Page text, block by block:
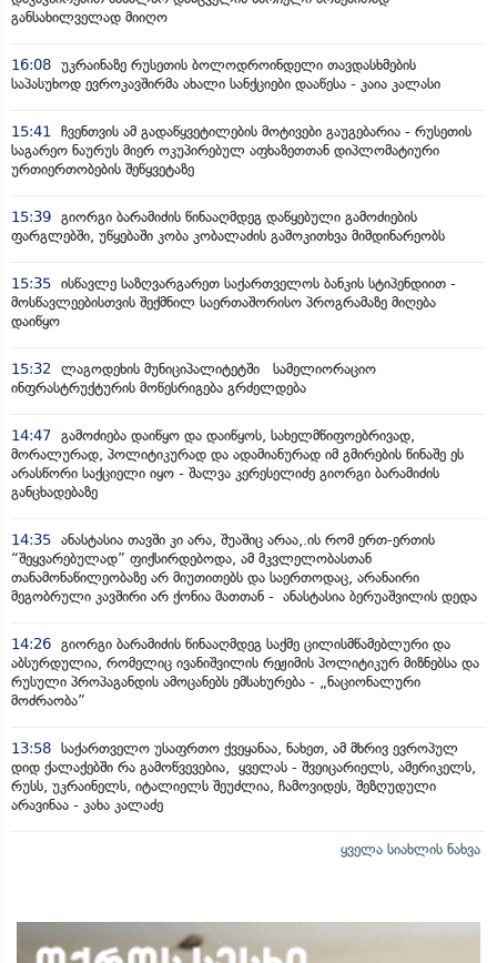
განსახილველად მიიღო
16:08 უკრაინაზე რუსეთის ბოლოდროინდელი თავდასხმების
საპასუხოდ ევროკავშირმა ახალი სანქციები დააწესა - კაია კალასი
15:41
ჩვენთვის ამ გადაწყვეტილების მოტივები გაუგებარია - რუსეთის
საგარეო ნაურუს მიერ ოკუპირებულ აფხაზეთთან დიპლომატიური
ურთიერთობების შეწყვეტაზე
15:39 გიორგი ბარამიძის წინააღმდეგ დაწყებული გამოძიების
ფარგლებში, უწყებაში კობა კობალაძის გამოკითხვა მიმდინარეობს
15:35 ისწავლე საზღვარგარეთ საქართველოს ბანკის სტიპენდიით -
მოსწავლეებისთვის შექმნილ საერთაშორისო პროგრამაზე მიღება
დაიწყო
15:32
ლაგოდეხის მუნიციპალიტეტში სამელიორაციო
ინფრასტრუქტურის მოწესრიგება გრძელდება
14:47 გამოძიება დაიწყო და დაიწყოს, სახელმწიფოებრივად,
მორალურად, პოლიტიკურად და ადამიანურად იმ გმირების წინაშე ეს
არასწორი საქციელი იყო - შალვა კერესელიძე გიორგი ბარამიძის
განცხადებაზე
14:35 ანასტასია თავში კი არა, შუაშიც არაა,.ის რომ ერთ-ერთის
“შეყვარებულად” ფიქსირდებოდა, ამ მკვლელობასთან
თანამონაწილეობაზე არ მიუთითებს და საერთოდაც, არანაირი
მეგობრული კავშირი არ ქონია მათთან - ანასტასია ბერუაშვილის დედა
14:26 გიორგი ბარამიძის წინააღმდეგ საქმე ცილისმწამებლური და
აბსურდულია, რომელიც ივანიშვილის რეჟიმის პოლიტიკურ მიზნებსა და
რუსული პროპაგანდის ამოცანებს ემსახურება - „ნაციონალური
მოძრაობა”
13:58 საქართველო უსაფრთო ქვეყანაა, ნახეთ, ამ მხრივ ევროპულ
დიდ ქალაქებში რა გამოწვევებია, ყველას - შვეიცარიელს, ამერიკელს,
რუსს, უკრაინელს, იტალიელს შეუძლია, ჩამოვიდეს, შეზღუდული
არავინაა - კახა კალაძე
ყველა სიახლის ნახვა